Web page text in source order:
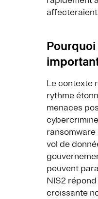
Le contexte
rythme
menaces
ransomware
vol de
peuvent
NIS2
croissante